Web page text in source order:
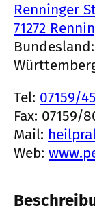
Renninger
71272
Tel: 07159/
Fax: 07159/
Mail:
Web: